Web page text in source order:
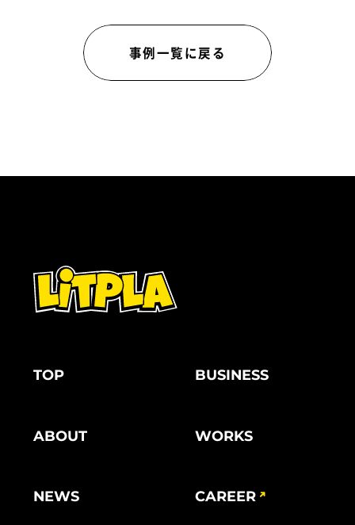
事例一覧に戻る
TOP BUSINESS
ABOUT WORKS
NEWS CAREER